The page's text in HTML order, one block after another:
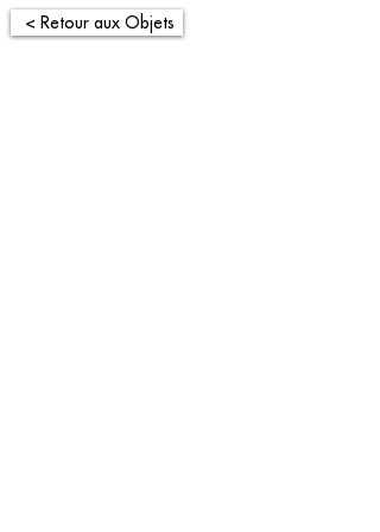
< Retour aux Objets